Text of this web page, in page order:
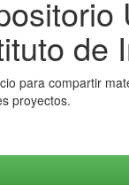
de
para compartir
proyectos.